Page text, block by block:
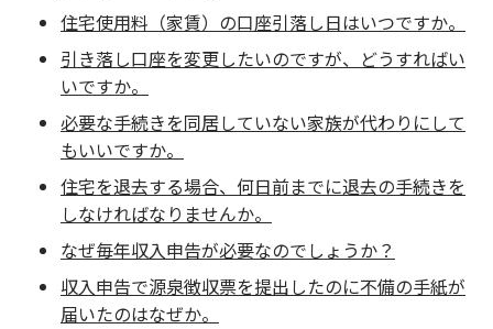
住宅使用料（家賃）の口座引落し日はいつですか。
引き落し口座を変更したいのですが、どうすればい
いですか。
必要な手続きを同居していない家族が代わりにして
もいいですか。
住宅を退去する場合、何日前までに退去の手続きを
しなければなりませんか。
なぜ毎年収入申告が必要なのでしょうか？
収入申告で源泉徴収票を提出したのに不備の手紙が
届いたのはなぜか。